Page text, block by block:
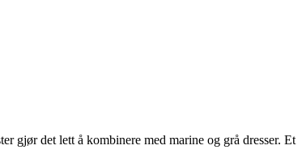
gjør det lett å kombinere med marine og grå dresser. Et